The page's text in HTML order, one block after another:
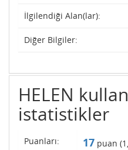
İlgilendiği Alan(lar):
Diğer Bilgiler:
HELEN
istatistikler
Puanları: 17 puan (